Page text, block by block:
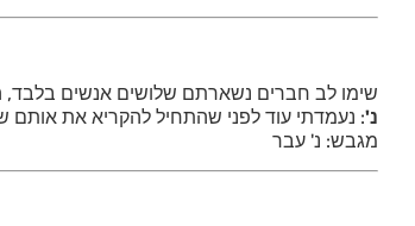
שימו לב חברים נשארתם שלושים אנשים בלבד,
נ': נעמדתי עוד לפני שהתחיל להקריא את
מגבש: נ' עבר